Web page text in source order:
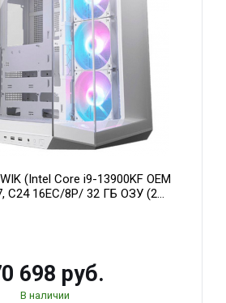
(Intel Core i9-13900KF OEM
C24 16EC/8P/ 32 ГБ ОЗУ (2
GAMING OC 16GB GDDR6
698 руб.
В наличии